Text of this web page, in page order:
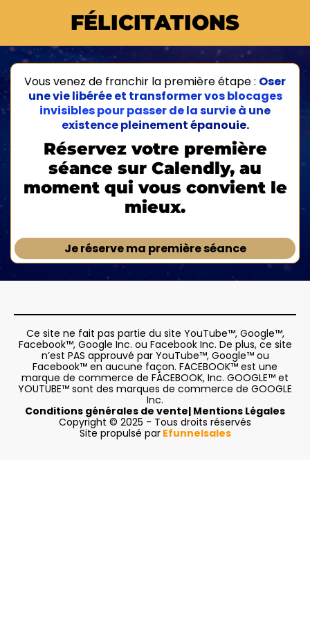
FÉLICITATIONS
Vous venez de franchir la première étape : Oser
une vie libérée et transformer vos blocages
invisibles pour passer de la survie à une
existence pleinement épanouie.
Réservez votre première
séance sur Calendly, au
moment qui vous convient le
mieux.
Je réserve ma première séance
Ce site ne fait pas partie du site YouTube™, Google™,
Facebook™, Google Inc. ou Facebook Inc. De plus, ce site
n’est PAS approuvé par YouTube™, Google™ ou
Facebook™ en aucune façon. FACEBOOK™ est une
marque de commerce de FACEBOOK, Inc. GOOGLE™ et
YOUTUBE™ sont des marques de commerce de GOOGLE
Inc.
Conditions générales de vente| Mentions Légales
Copyright © 2025 - Tous droits réservés
Site propulsé parEfunnelsales